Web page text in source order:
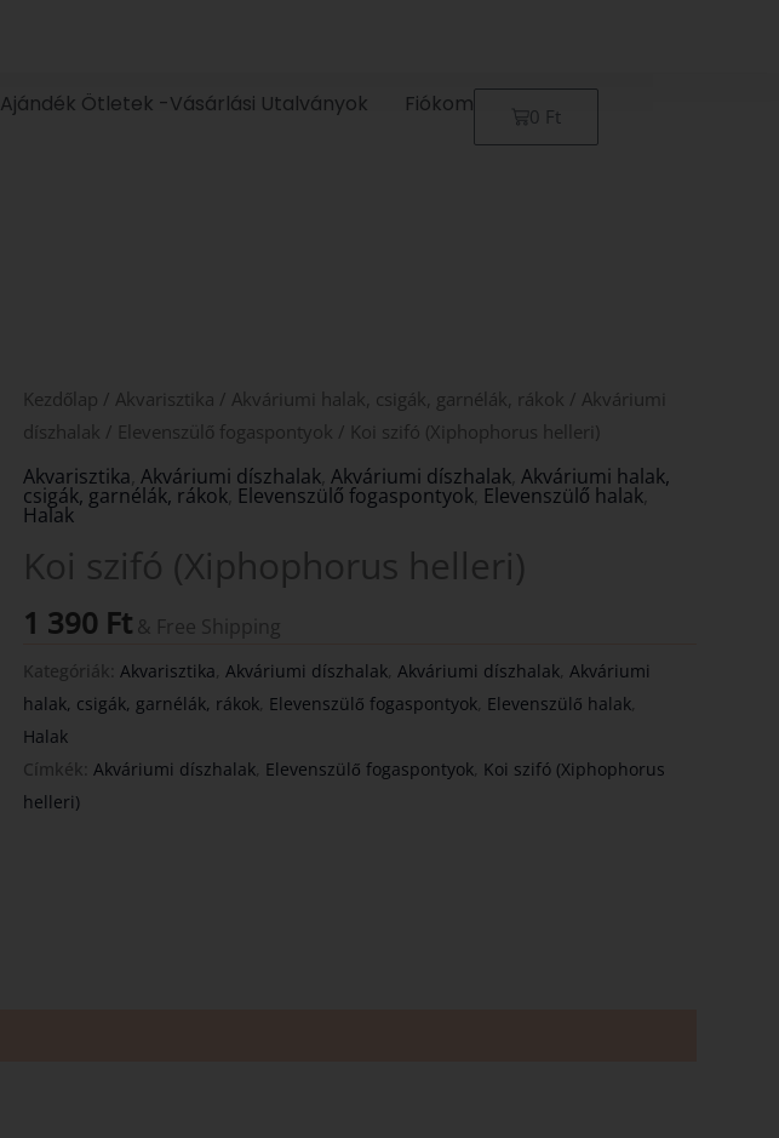
Ajándék Ötletek -Vásárlási Utalványok Fiókom 0 Ft
Kosár
Kezdőlap / Akvarisztika / Akváriumi halak, csigák, garnélák, rákok / Akváriumi
díszhalak / Elevenszülő fogaspontyok / Koi szifó (Xiphophorus helleri)
Akvarisztika ,Akváriumi díszhalak ,Akváriumi díszhalak ,Akváriumi halak,
csigák, garnélák, rákok Elevenszülő fogaspontyok Elevenszülő halak
Halak
Koi szifó (Xiphophorus helleri)
1 390 Ft & Free Shipping
Kategóriák: Akvarisztika Akváriumi díszhalak Akváriumi díszhalak Akváriumi
halak, csigák, garnélák, rákok Elevenszülő fogaspontyok Elevenszülő halak
Halak
Címkék: Akváriumi díszhalak Elevenszülő fogaspontyok Koi szifó (Xiphophorus
helleri)